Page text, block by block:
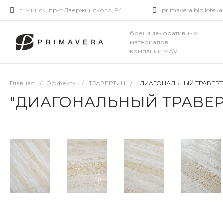
г. Минск, пр-т Дзержинского, 94
бренд декоративных
материалов
компании MAV
Главная / Эффекты / ТРАВЕРТИН / "ДИАГОНАЛЬНЫЙ
"ДИАГОНАЛЬНЫЙ